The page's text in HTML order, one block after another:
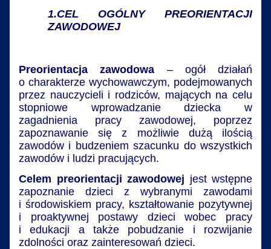
1.CEL OGÓLNY PREORIENTACJI
ZAWODOWEJ
Preorientacja zawodowa – ogół działań
o charakterze wychowawczym, podejmowanych
przez nauczycieli i rodziców, mających na celu
stopniowe wprowadzanie dziecka w
zagadnienia pracy zawodowej, poprzez
zapoznawanie się z możliwie dużą ilością
zawodów i budzeniem szacunku do wszystkich
zawodów i ludzi pracujących.
Celem preorientacji zawodowej jest wstępne
zapoznanie dzieci z wybranymi zawodami
i środowiskiem pracy, kształtowanie pozytywnej
i proaktywnej postawy dzieci wobec pracy
i edukacji a także pobudzanie i rozwijanie
zdolności oraz zainteresowań dzieci.